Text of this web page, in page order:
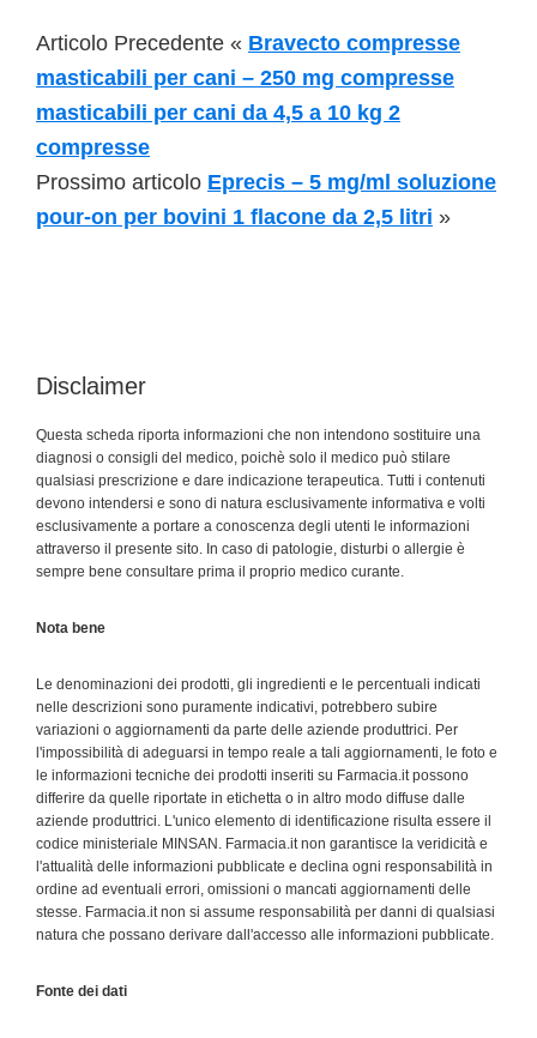
Articolo Precedente « Bravecto compresse
masticabili per cani – 250 mg compresse
masticabili per cani da 4,5 a 10 kg 2
compresse
Prossimo articolo Eprecis – 5 mg/ml soluzione
pour-on per bovini 1 flacone da 2,5 litri »
Disclaimer
Questa scheda riporta informazioni che non intendono sostituire una
diagnosi o consigli del medico, poichè solo il medico può stilare
qualsiasi prescrizione e dare indicazione terapeutica. Tutti i contenuti
devono intendersi e sono di natura esclusivamente informativa e volti
esclusivamente a portare a conoscenza degli utenti le informazioni
attraverso il presente sito. In caso di patologie, disturbi o allergie è
sempre bene consultare prima il proprio medico curante.
Nota bene
Le denominazioni dei prodotti, gli ingredienti e le percentuali indicati
nelle descrizioni sono puramente indicativi, potrebbero subire
variazioni o aggiornamenti da parte delle aziende produttrici. Per
l'impossibilità di adeguarsi in tempo reale a tali aggiornamenti, le foto e
le informazioni tecniche dei prodotti inseriti su Farmacia.it possono
differire da quelle riportate in etichetta o in altro modo diffuse dalle
aziende produttrici. L'unico elemento di identificazione risulta essere il
codice ministeriale MINSAN. Farmacia.it non garantisce la veridicità e
l'attualità delle informazioni pubblicate e declina ogni responsabilità in
ordine ad eventuali errori, omissioni o mancati aggiornamenti delle
stesse. Farmacia.it non si assume responsabilità per danni di qualsiasi
natura che possano derivare dall'accesso alle informazioni pubblicate.
Fonte dei dati